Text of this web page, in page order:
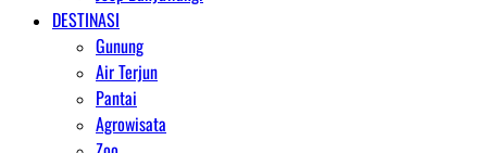
DESTINASI
Gunung
Air Terjun
Pantai
Agrowisata